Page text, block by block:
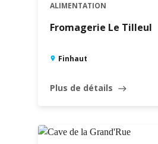
ALIMENTATION
Fromagerie Le Tilleul
Finhaut
Plus de détails east